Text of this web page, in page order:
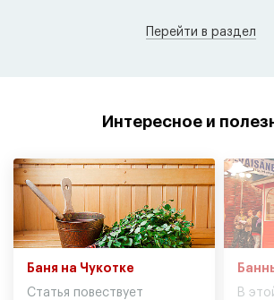
Перейти в раздел
Интересное и
Баня на Чукотке
Статья повествует
В